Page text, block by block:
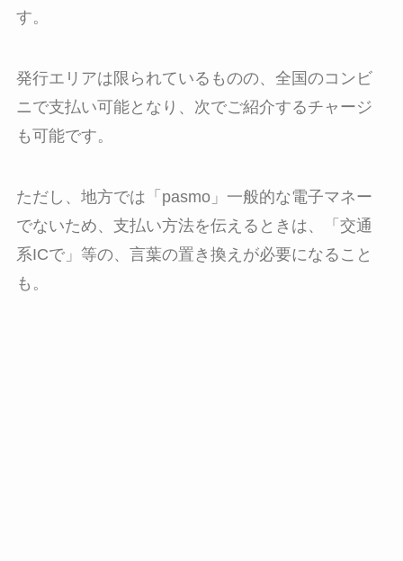
す。
発行エリアは限られているものの、全国のコンビ
ニで支払い可能となり、次でご紹介するチャージ
も可能です。
ただし、地方では「pasmo」一般的な電子マネー
でないため、支払い方法を伝えるときは、「交通
系ICで」等の、言葉の置き換えが必要になること
も。